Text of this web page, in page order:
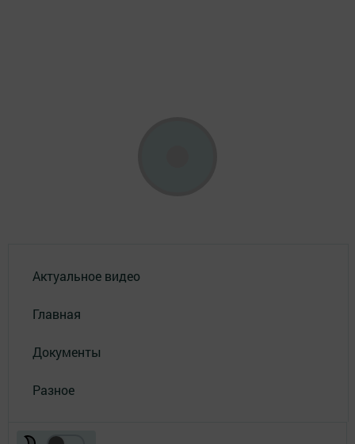
Актуальное видео
Главная
Документы
Разное